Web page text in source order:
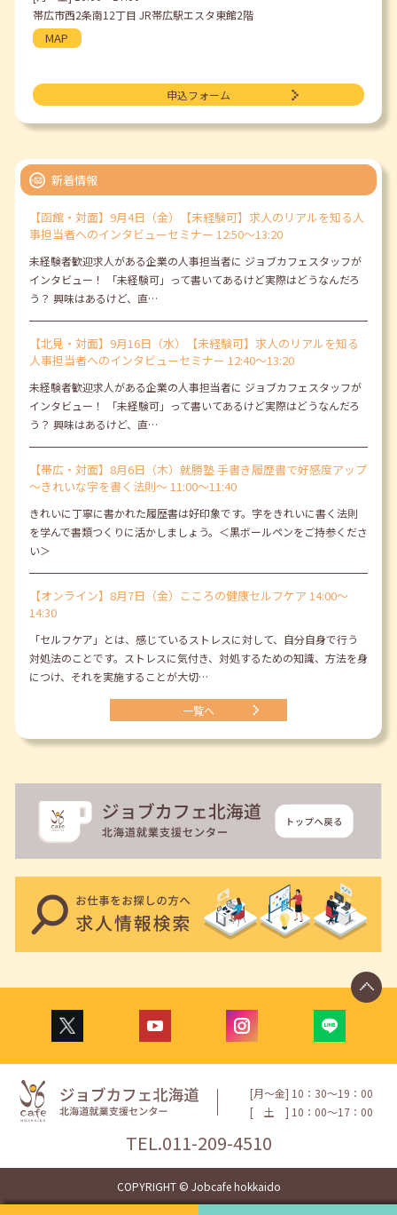
帯広市西2条南12丁目 JR帯広駅エスタ東館2階
MAP
申込フォーム
新着情報
【函館・対面】9月4日（金）【未経験可】求人のリアルを知る人
事担当者へのインタビューセミナー 12:50～13:20
未経験者歓迎求人がある企業の人事担当者に ジョブカフェスタッフが
インタビュー！ 「未経験可」って書いてあるけど実際はどうなんだろ
う？ 興味はあるけど、直…
【北見・対面】9月16日（水）【未経験可】求人のリアルを知る
人事担当者へのインタビューセミナー 12:40～13:20
未経験者歓迎求人がある企業の人事担当者に ジョブカフェスタッフが
インタビュー！ 「未経験可」って書いてあるけど実際はどうなんだろ
う？ 興味はあるけど、直…
【帯広・対面】8月6日（木）就勝塾 手書き履歴書で好感度アップ
～きれいな字を書く法則～ 11:00～11:40
きれいに丁寧に書かれた履歴書は好印象です。字をきれいに書く法則
を学んで書類つくりに活かしましょう。＜黒ボールペンをご持参くださ
い＞
【オンライン】8月7日（金）こころの健康セルフケア 14:00～
14:30
「セルフケア」とは、感じているストレスに対して、自分自身で行う
対処法のことです。ストレスに気付き、対処するための知識、方法を身
につけ、それを実施することが大切…
一覧へ
[月〜金] 10：30〜19：00
[
土 ] 10：00〜17：00
TEL.011-209-4510
COPYRIGHT © Jobcafe hokkaido